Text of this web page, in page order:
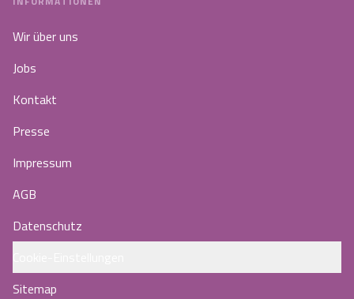
Wir über uns
Jobs
Kontakt
Presse
Impressum
AGB
Datenschutz
Sitemap